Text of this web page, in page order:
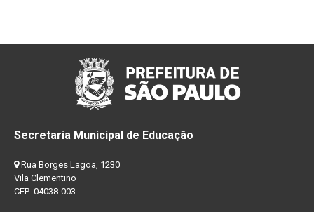
Secretaria Municipal de Educação
Rua Borges Lagoa, 1230
Vila Clementino
CEP: 04038-003